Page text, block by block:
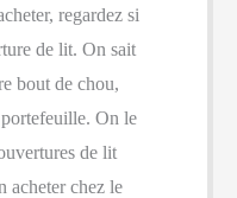
regardez si
de lit. On sait
bout de chou,
On le
de lit
acheter chez le